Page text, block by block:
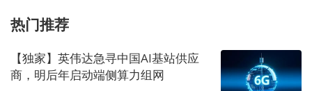
热门推荐
【独家】英伟达急寻中国AI基站供应
商，明后年启动端侧算力组网